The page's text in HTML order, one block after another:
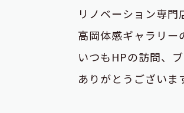
リノベーション専
高岡体感ギャラリー
いつもHPの訪問、
ありがとうございま